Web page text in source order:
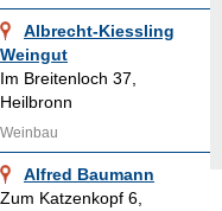
Albrecht-Kiessling
Weingut
Im Breitenloch 37,
Heilbronn
Weinbau
Alfred Baumann
Zum Katzenkopf 6,